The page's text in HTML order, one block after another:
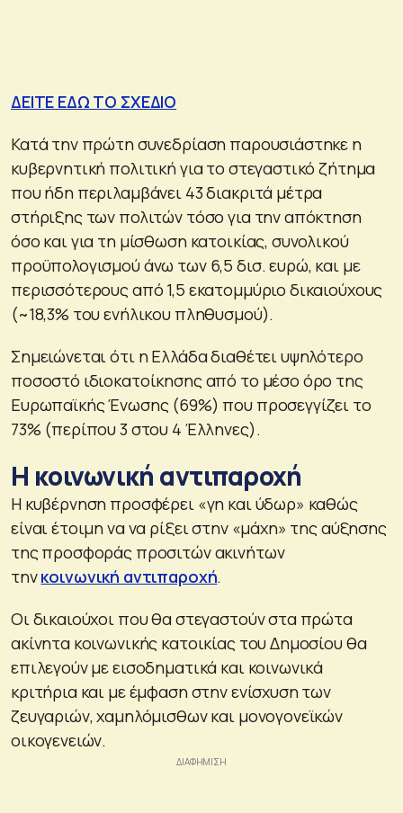
ΔΕΙΤΕ ΕΔΩ ΤΟ ΣΧΕΔΙΟ
Κατά την πρώτη συνεδρίαση παρουσιάστηκε η
κυβερνητική πολιτική για το στεγαστικό ζήτημα
που ήδη περιλαμβάνει 43 διακριτά μέτρα
στήριξης των πολιτών τόσο για την απόκτηση
όσο και για τη μίσθωση κατοικίας, συνολικού
προϋπολογισμού άνω των 6,5 δισ. ευρώ, και με
περισσότερους από 1,5 εκατομμύριο δικαιούχους
(~18,3% του ενήλικου πληθυσμού).
Σημειώνεται ότι η Ελλάδα διαθέτει υψηλότερο
ποσοστό ιδιοκατοίκησης από το μέσο όρο της
Ευρωπαϊκής Ένωσης (69%) που προσεγγίζει το
73% (περίπου 3 στου 4 Έλληνες).
Η κοινωνική αντιπαροχή
Η κυβέρνηση προσφέρει «γη και ύδωρ» καθώς
είναι έτοιμη να να ρίξει στην «μάχη» της αύξησης
της προσφοράς προσιτών ακινήτων
τηνκοινωνική αντιπαροχή.
Οι δικαιούχοι που θα στεγαστούν στα πρώτα
ακίνητα κοινωνικής κατοικίας του Δημοσίου θα
επιλεγούν με εισοδηματικά και κοινωνικά
κριτήρια και με έμφαση στην ενίσχυση των
ζευγαριών, χαμηλόμισθων και μονογονεϊκών
οικογενειών.